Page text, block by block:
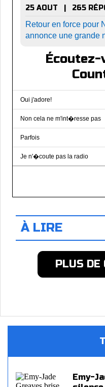
25 AOUT | 265
Retour en force pour
annonce une grande
Oui j'adore!
Non cela ne m'int�resse pas
Parfois
Je n'�coute pas la radio
À LIRE
PLUS DE
Emy-